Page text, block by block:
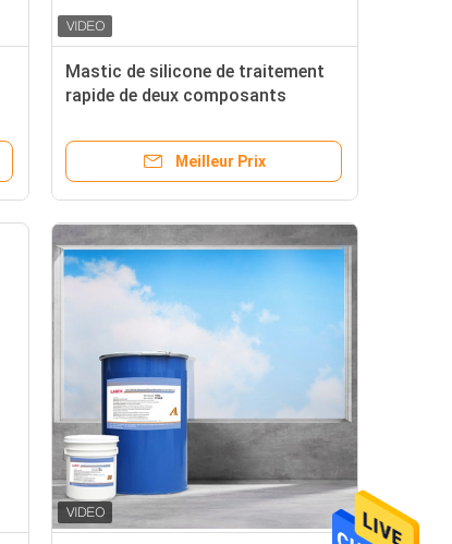
Mastic de silicone de traitement
rapide de deux composants
Meilleur Prix